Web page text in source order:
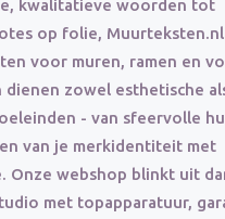
kwalitatieve woorden tot
op folie,
voor muren, ramen en
dienen zowel esthetische
- van sfeervolle
van je merkidentiteit met
Onze webshop blinkt uit
met topapparatuur,